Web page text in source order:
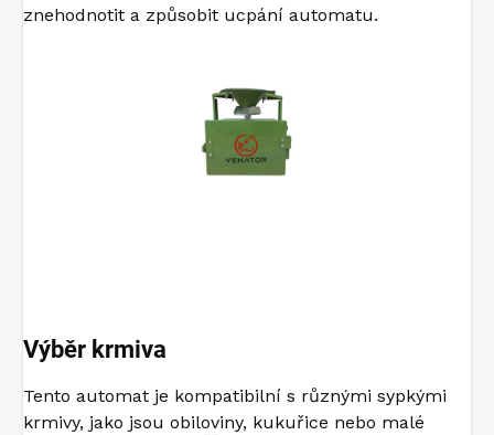
znehodnotit a způsobit ucpání automatu.
Výběr krmiva
Tento automat je kompatibilní s různými sypkými
krmivy, jako jsou obiloviny, kukuřice nebo malé